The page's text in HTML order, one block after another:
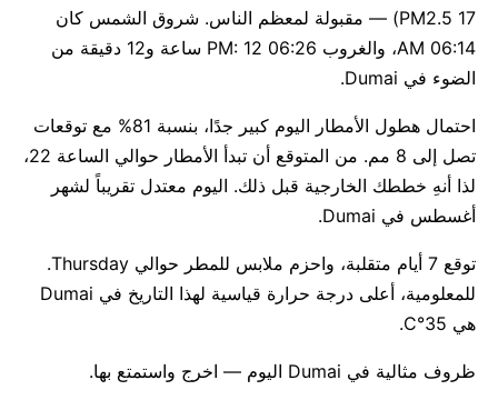
PM2.5 17) — مقبولة لمعظم الناس. شروق الشمس كان
06:14 AM، والغروب 06:26 PM: 12 ساعة و12 دقيقة من
الضوء في Dumai.
احتمال هطول الأمطار اليوم كبير جدًا، بنسبة 81% مع توقعات
تصل إلى 8 مم. من المتوقع أن تبدأ الأمطار حوالي الساعة 22،
لذا أنهِ خططك الخارجية قبل ذلك. اليوم معتدل تقريباً لشهر
أغسطس في Dumai.
توقع 7 أيام متقلبة، واحزم ملابس للمطر حوالي Thursday.
للمعلومية، أعلى درجة حرارة قياسية لهذا التاريخ في Dumai
هي 35°C.
ظروف مثالية في Dumai اليوم — اخرج واستمتع بها.